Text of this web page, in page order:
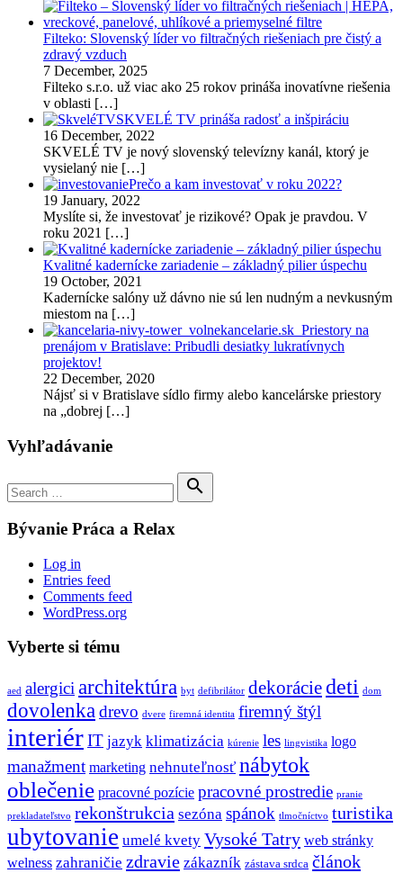
Filteko: Slovenský líder vo filtračných riešeniach pre čistý a
zdravý vzduch
7 December, 2025
Filteko s.r.o. už viac ako 25 rokov prináša inovatívne riešenia
v oblasti […]
SKVELÉ TV prináša radosť a inšpiráciu
16 December, 2022
SKVELÉ TV je nový slovenský televízny kanál, ktorý je
vysielaný nie […]
Prečo a kam investovať v roku 2022?
19 January, 2022
Myslíte si, že investovať je rizikové? Opak je pravdou. V
roku 2021 […]
Kvalitné kadernícke zariadenie – základný pilier úspechu
19 October, 2021
Kadernícke salóny už dávno nie sú len nudným a nevkusným
miestom na […]
Priestory na
prenájom v Bratislave: Pribudli desiatky lukratívnych
projektov!
22 December, 2020
Nájsť si v Bratislave sídlo firmy alebo kancelárske priestory
na „dobrej […]
Vyhľadávanie
for:

Search
Bývanie Práca a Relax
Log in
Entries feed
Comments feed
WordPress.org
Vyberte si tému
aed alergici architektúra byt defibrilátor dekoráciedeti dom
dovolenkadrevo dvere firemná identita firemný štýl
interiérIT jazyk klimatizácia kúrenie les lingvistika logo
manažment marketing nehnuteľnosť nábytok
oblečenie pracovné pozície pracovné prostredie pranie
prekladateľstvo rekonštrukcia sezóna spánok tlmočníctvo turistika
ubytovanie umelé kvety Vysoké Tatry web stránky
welness zahraničie zdravie zákazník zástava srdca článok